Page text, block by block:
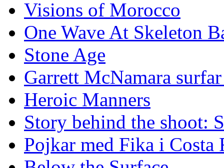
Visions of Morocco
One Wave At Skeleton
Stone Age
Garrett McNamara
Heroic Manners
Story behind the shoot:
Pojkar med Fika i Costa